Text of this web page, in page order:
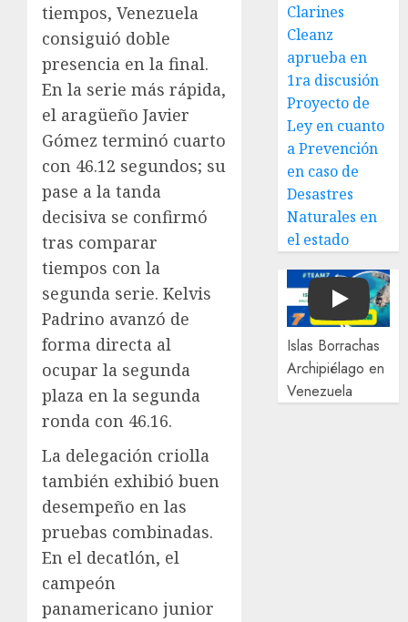
tiempos, Venezuela
consiguió doble
presencia en la final.
En la serie más rápida,
el aragüeño Javier
Gómez terminó cuarto
con 46.12 segundos; su
pase a la tanda
decisiva se confirmó
tras comparar
tiempos con la
segunda serie. Kelvis
Padrino avanzó de
forma directa al
ocupar la segunda
plaza en la segunda
ronda con 46.16.
La delegación criolla
también exhibió buen
desempeño en las
pruebas combinadas.
En el decatlón, el
campeón
panamericano junior
Clarines
Cleanz
aprueba en
1ra discusión
Proyecto de
Ley en cuanto
a Prevención
en caso de
Desastres
Naturales en
el estado
Play
Islas Borrachas
Archipiélago en
Venezuela